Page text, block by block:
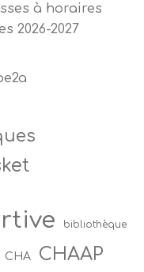
à horaires
2026-2027
bibliothèque
CHA CHAAP